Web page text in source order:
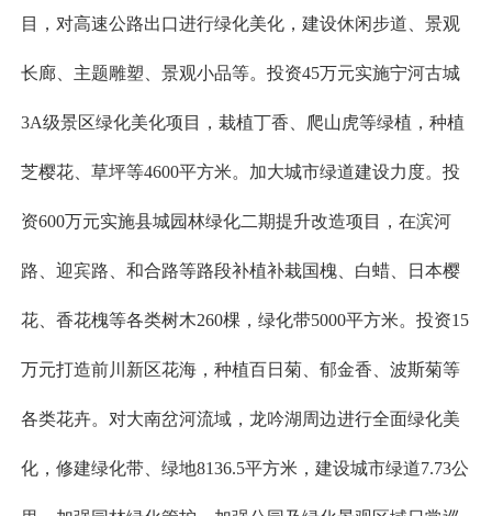
目，对高速公路出口进行绿化美化，建设休闲步道、景观
长廊、主题雕塑、景观小品等。投资45万元实施宁河古城
3A级景区绿化美化项目，栽植丁香、爬山虎等绿植，种植
芝樱花、草坪等4600平方米。加大城市绿道建设力度。投
资600万元实施县城园林绿化二期提升改造项目，在滨河
路、迎宾路、和合路等路段补植补栽国槐、白蜡、日本樱
花、香花槐等各类树木260棵，绿化带5000平方米。投资15
万元打造前川新区花海，种植百日菊、郁金香、波斯菊等
各类花卉。对大南岔河流域，龙吟湖周边进行全面绿化美
化，修建绿化带、绿地8136.5平方米，建设城市绿道7.73公